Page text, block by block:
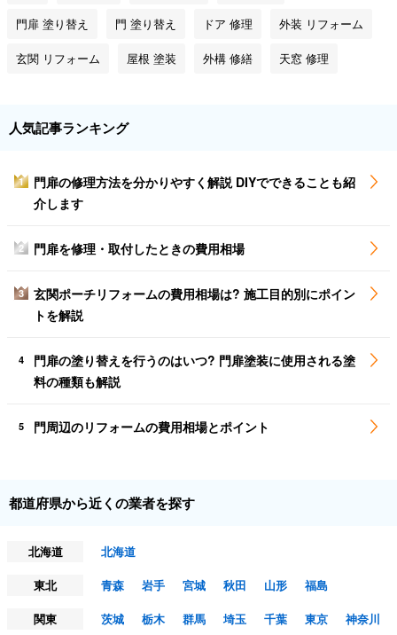
門扉 塗り替え 門 塗り替え ドア 修理 外装 リフォーム
玄関 リフォーム 屋根 塗装 外構 修繕 天窓 修理
人気記事ランキング
1
門扉の修理方法を分かりやすく解説 DIYでできることも紹
介します
2 門扉を修理・取付したときの費用相場
3
玄関ポーチリフォームの費用相場は? 施工目的別にポイン
トを解説
4
門扉の塗り替えを行うのはいつ? 門扉塗装に使用される塗
料の種類も解説
5 門周辺のリフォームの費用相場とポイント
都道府県から近くの業者を探す
北海道
北海道
東北
青森 岩手 宮城 秋田 山形
福島
関東
茨城 栃木 群馬 埼玉 千葉 東京
神奈川